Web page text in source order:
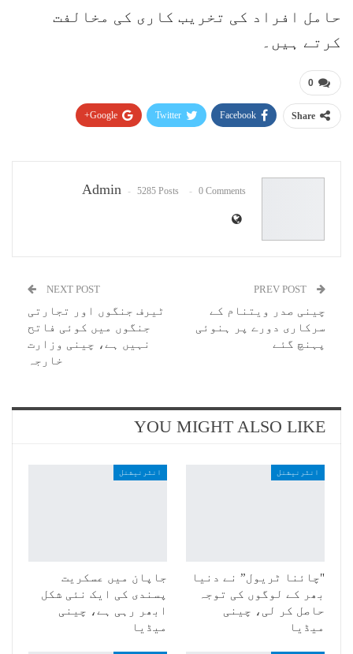
حامل افراد کی تخریب کاری کی مخالفت
کرتے ہیں۔
0
Share
Facebook
Twitter
Google+
Admin 5285 Posts 0 Comments
چینی صدر ویتنام کے
سرکاری دورے پر ہنوئی
پہنچ گئے
NEXT POST
ٹیرف جنگوں اور تجارتی
جنگوں میں کوئی فاتح
نہیں ہے، چینی وزارت
خارجہ
YOU MIGHT ALSO LIKE
انٹرنیشنل
"چائنا ٹریول” نے دنیا
بھر کے لوگوں کی توجہ
حاصل کر لی، چینی
میڈیا
انٹرنیشنل
جاپان میں عسکریت
پسندی کی ایک نئی شکل
ابھر رہی ہے، چینی
میڈیا